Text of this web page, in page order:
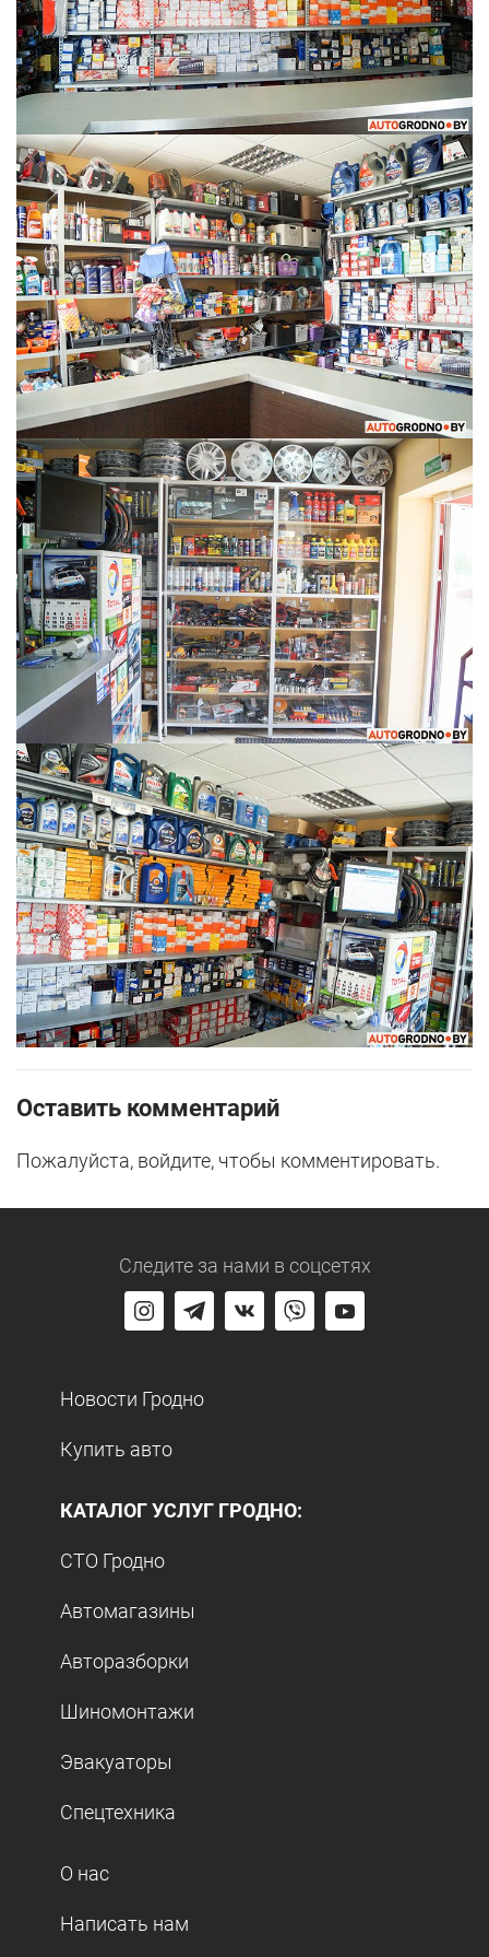
Оставить комментарий
Пожалуйста, войдите, чтобы комментировать.
Следите за нами в соцсетях
Новости Гродно
Купить авто
КАТАЛОГ УСЛУГ ГРОДНО:
СТО Гродно
Автомагазины
Авторазборки
Шиномонтажи
Эвакуаторы
Спецтехника
О нас
Написать нам